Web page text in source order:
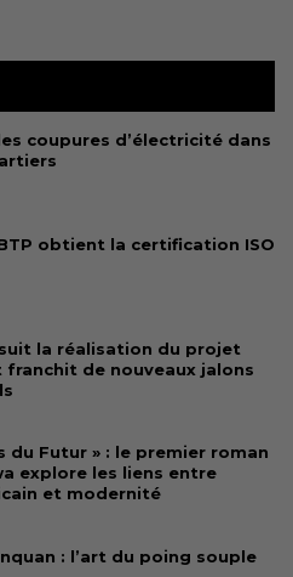
coupures d’électricité dans
BTP obtient la certification ISO
la réalisation du projet
franchit de nouveaux jalons
du Futur » : le premier roman
explore les liens entre
et modernité
: l’art du poing souple